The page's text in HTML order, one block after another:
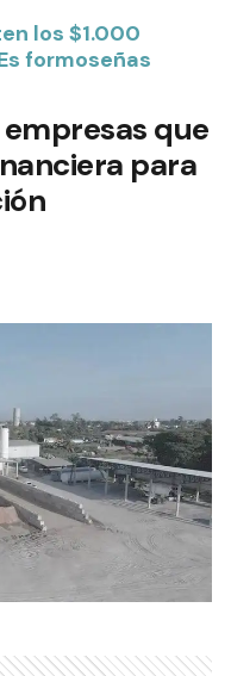
los $1.000
formoseñas
que
para